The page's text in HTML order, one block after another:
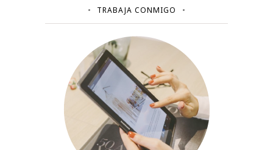
TRABAJA CONMIGO